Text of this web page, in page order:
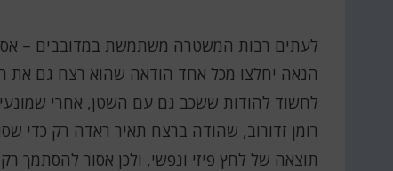
לעתים רבות המשטרה משתמשת במדובבים –
הנאה יחלצו מכל אחד הודאה שהוא רצח גם את
לחשוד להודות ששכב גם עם השטן, אחרי
רומן זדורוב, שהודה ברצח תאיר ראדה רק כדי
תוצאה של לחץ פיזי ונפשי, ולכן אסור להסתמך